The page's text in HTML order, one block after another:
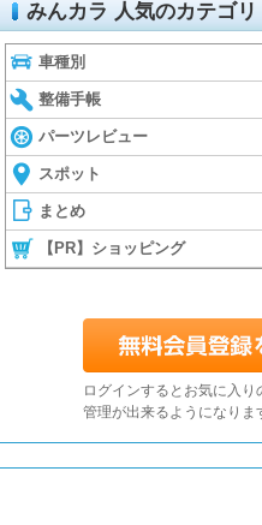
みんカラ 人気のカテゴリ
車種別
整備手帳
パーツレビュー
スポット
まとめ
【PR】ショッピング
ログインするとお気に入
管理が出来るようになりま